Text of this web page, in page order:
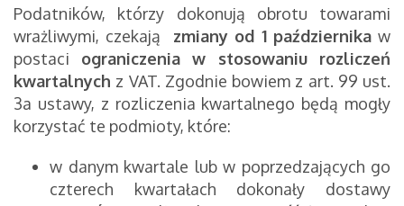
Podatników, którzy dokonują obrotu towarami
wrażliwymi, czekają
zmiany od 1 października w
postaci ograniczenia w stosowaniu rozliczeń
kwartalnych z VAT. Zgodnie bowiem z art. 99 ust.
3a ustawy, z rozliczenia kwartalnego będą mogły
korzystać te podmioty, które:
w danym kwartale lub w poprzedzających go
czterech kwartałach dokonały dostawy